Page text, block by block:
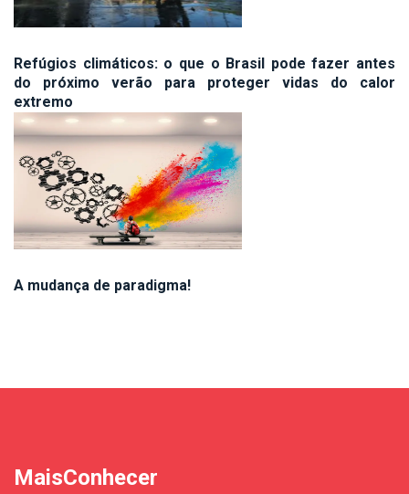
Refúgios climáticos: o que o Brasil pode fazer antes
do próximo verão para proteger vidas do calor
extremo
A mudança de paradigma!
MaisConhecer